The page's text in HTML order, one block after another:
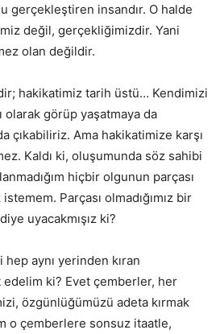
gerçekleştiren insandır. O halde
değil, gerçekliğimizdir. Yani
olan değildir.
hakikatimiz tarih üstü… Kendimizi
görüp yaşatmaya da
çıkabiliriz. Ama hakikatimize karşı
Kaldı ki, oluşumunda söz sahibi
hiçbir olgunun parçası
Parçası olmadığımız bir
uyacakmışız ki?
aynı yerinden kıran
ki? Evet çemberler, her
özgünlüğümüzü adeta kırmak
o çemberlere sonsuz itaatle,